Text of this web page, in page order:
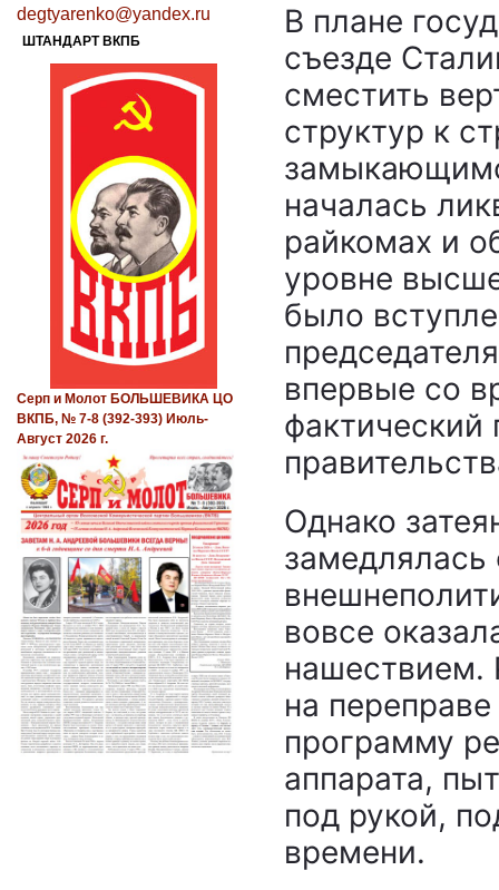
В плане
съезде
сместить
структур к
началась
райкомах и
уровне
было
впервые со
фактический
Однако
вовсе
нашествием.
на
программу
аппарата,
под рукой,
времени.
degtyarenko@yandex.ru
ШТАНДАРТ ВКПБ
Серп и Молот БОЛЬШЕВИКА ЦО
ВКПБ, № 7-8 (392-393) Июль-
Август 2026 г.